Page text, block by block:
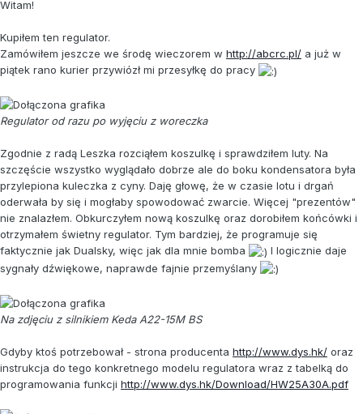
Witam!
Kupiłem ten regulator.
Zamówiłem jeszcze we środę wieczorem w http://abcrc.pl/ a już w
piątek rano kurier przywiózł mi przesyłkę do pracy
Regulator od razu po wyjęciu z woreczka
Zgodnie z radą Leszka rozciąłem koszulkę i sprawdziłem luty. Na
szczęście wszystko wyglądało dobrze ale do boku kondensatora była
przylepiona kuleczka z cyny. Daję głowę, że w czasie lotu i drgań
oderwała by się i mogłaby spowodować zwarcie. Więcej "prezentów"
nie znalazłem. Obkurczyłem nową koszulkę oraz dorobiłem końcówki i
otrzymałem świetny regulator. Tym bardziej, że programuje się
faktycznie jak Dualsky, więc jak dla mnie bomba
I logicznie daje
sygnały dźwiękowe, naprawde fajnie przemyślany
Na zdjęciu z silnikiem Keda A22-15M BS
Gdyby ktoś potrzebował - strona producenta http://www.dys.hk/ oraz
instrukcja do tego konkretnego modelu regulatora wraz z tabelką do
programowania funkcji http://www.dys.hk/Download/HW25A30A.pdf